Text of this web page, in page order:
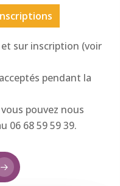
sur inscription (voir
pendant la
pouvez nous
06 68 59 59 39.